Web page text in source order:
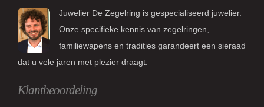
Juwelier De Zegelring is gespecialiseerd juwelier.
Onze specifieke kennis van zegelringen,
familiewapens en tradities garandeert een sieraad
dat u vele jaren met plezier draagt.
Klantbeoordeling